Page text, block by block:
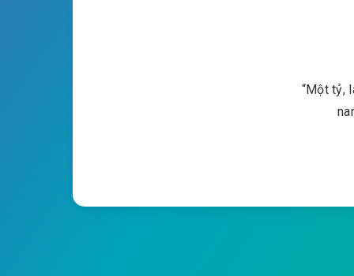
“Một tỷ,